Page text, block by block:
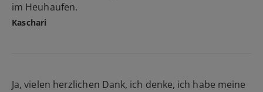
im Heuhaufen.
Kaschari
Ja, vielen herzlichen Dank, ich denke, ich habe meine